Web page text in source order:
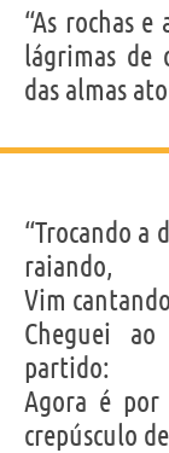
“As rochas
lágrimas de
das almas
“Trocando a
raiando,
Vim
Cheguei
partido:
Agora é
crepúsculo